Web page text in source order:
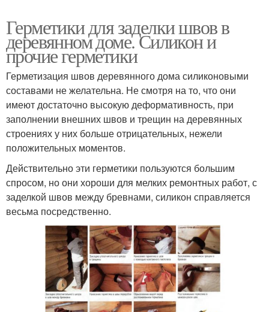
Герметики для заделки швов в
деревянном доме. Силикон и
прочие герметики
Герметизация швов деревянного дома силиконовыми
составами не желательна. Не смотря на то, что они
имеют достаточно высокую деформативность, при
заполнении внешних швов и трещин на деревянных
строениях у них больше отрицательных, нежели
положительных моментов.
Действительно эти герметики пользуются большим
спросом, но они хороши для мелких ремонтных работ, с
заделкой швов между бревнами, силикон справляется
весьма посредственно.